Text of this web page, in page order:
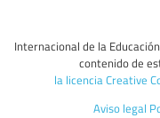
Internacional de la
contenido de
la licencia Creative
Aviso legal